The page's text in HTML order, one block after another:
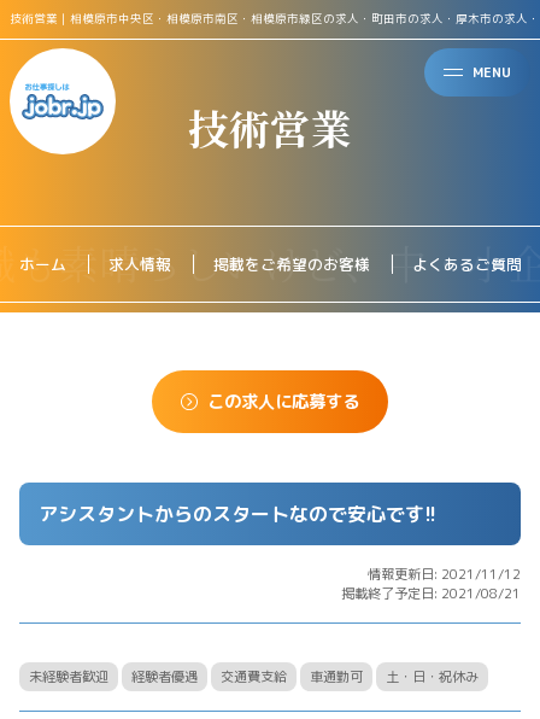
MENU
技術営業｜相模原市中央区・相模原市南区・相模原市緑区の求人・町田市の求人・厚木市の求人
技術営業
ホーム 求人情報 掲載をご希望のお客様 よくあるご質問
この求人に応募する
アシスタントからのスタートなので安心です!!
情報更新日: 2021/11/12
掲載終了予定日: 2021/08/21
未経験者歓迎 経験者優遇 交通費支給 車通勤可 土・日・祝休み